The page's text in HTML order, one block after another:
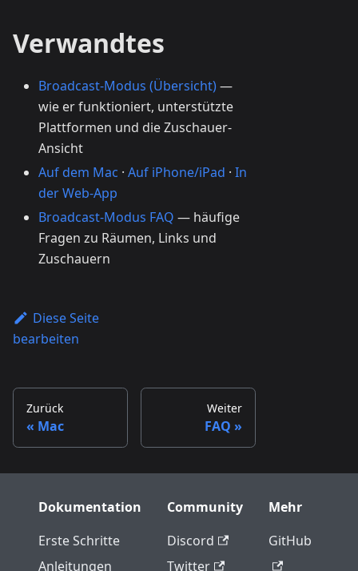
Verwandtes
Broadcast-Modus (Übersicht)—
wie er funktioniert, unterstützte
Plattformen und die Zuschauer-
Ansicht
Auf dem Mac · Auf iPhone/iPad · In
der Web-App
Broadcast-Modus FAQ — häufige
Fragen zu Räumen, Links und
Zuschauern
Diese Seite
bearbeiten
Zurück
Mac
Weiter
FAQ
Dokumentation
Erste Schritte
Anleitungen
Community
Discord
Twitter
Mehr
GitHub